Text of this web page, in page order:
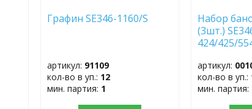
Графин SE346-1160/S
артикул: 91109
кол-во в уп.: 12
мин. партия: 1
Набор
(3шт.)
424/425/
артикул:
кол-во в уп.:
мин. партия: